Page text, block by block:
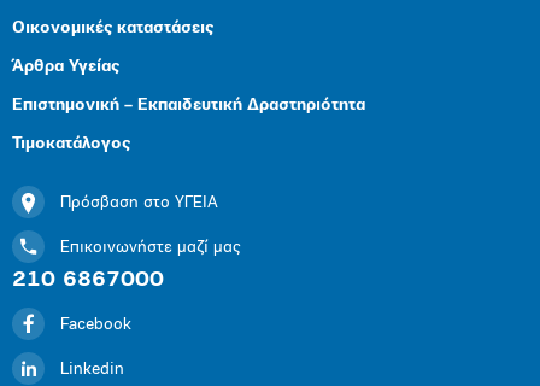
Οικονομικές καταστάσεις
Άρθρα Υγείας
Επιστημονική – Εκπαιδευτική Δραστηριότητα
Τιμοκατάλογος
Πρόσβαση στο ΥΓΕΙΑ
Επικοινωνήστε μαζί μας
210 6867000
Facebook
Linkedin